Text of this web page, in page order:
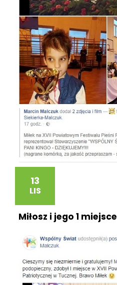
13
LIS
Miłosz i jego 1 miejsce